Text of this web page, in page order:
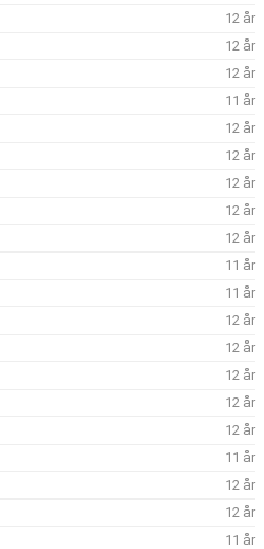
12 år
12 år
12 år
11 år
12 år
12 år
12 år
12 år
12 år
11 år
11 år
12 år
12 år
12 år
12 år
12 år
11 år
12 år
12 år
11 år